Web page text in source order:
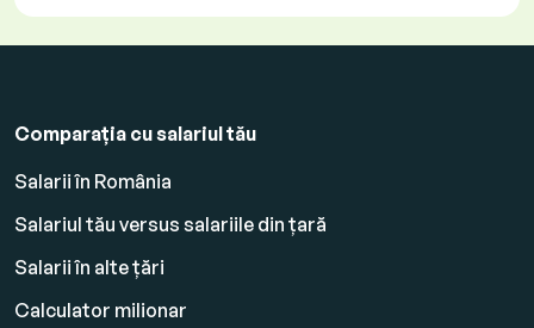
Comparația cu salariul tău
Salarii în România
Salariul tău versus salariile din țară
Salarii în alte țări
Calculator milionar